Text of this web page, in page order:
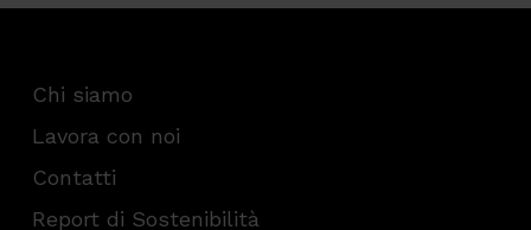
Chi siamo
Lavora con noi
Contatti
Report di Sostenibilità